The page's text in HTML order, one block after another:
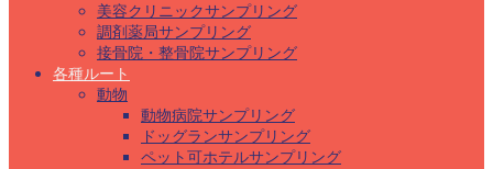
美容クリニックサンプリング
調剤薬局サンプリング
接骨院・整骨院サンプリング
各種ルート
動物
動物病院サンプリング
ドッグランサンプリング
ペット可ホテルサンプリング